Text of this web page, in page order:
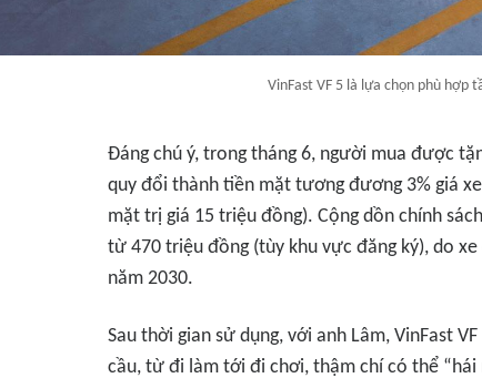
VinFast VF 5 là lựa chọn phù hợp
Đáng chú ý, trong tháng 6, người mua được
quy đổi thành tiền mặt tương đương 3% giá
mặt trị giá 15 triệu đồng). Cộng dồn chính
từ 470 triệu đồng (tùy khu vực đăng ký), do
năm 2030.
Sau thời gian sử dụng, với anh Lâm, VinFast
cầu, từ đi làm tới đi chơi, thậm chí có thể “hái